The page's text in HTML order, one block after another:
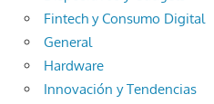
Fintech y Consumo Digital
General
Hardware
Innovación y Tendencias